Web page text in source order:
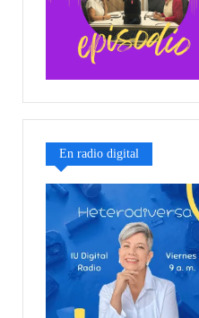
En radio digital